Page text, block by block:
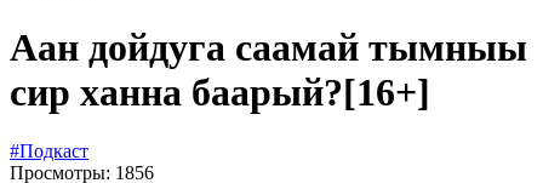
Аан дойдуга саамай тымныы
сир ханна баарый?[16+]
#Подкаст
Просмотры: 1856